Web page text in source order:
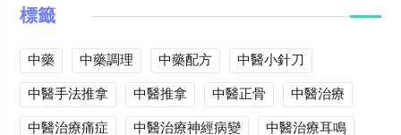
標籤
中藥 中藥調理 中藥配方
中醫小針刀
中醫手法推拿
中醫推拿 中醫正骨
中醫治療
中醫治療痛症
中醫治療神經病變
中醫治療耳鳴